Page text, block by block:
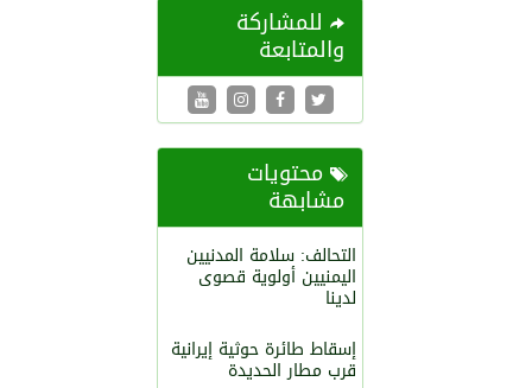
للمشاركة
والمتابعة
محتويات
مشابهة
التحالف: سلامة المدنيين
اليمنيين أولوية قصوى
لدينا
إسقاط طائرة حوثية إيرانية
قرب مطار الحديدة